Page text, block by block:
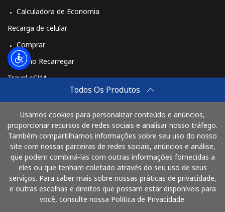
Todos Os Produtos
Usamos cookies para personalizar conteúdo e anúncios,
proporcionar recursos de redes sociais e analisar nosso tráfego.
Também compartilhamos informações sobre seu uso do nosso
site com nossas parceiras de redes sociais, anúncios e análise,
que podem combiná-las com outras informações fornecidas a
eles ou que tenham coletado através do seu uso de seus
serviços. Para saber mais sobre nossas práticas de privacidade,
e outras escolhas e direitos que possam estar disponíveis para
você, consulte nossa Política de Privacidade.
Calculadora de Economia
Recarga de celular
Comprar
Como Recarregar
Travel eSIM
Como funciona
Pague com